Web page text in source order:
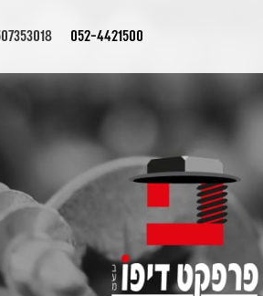
052-4421500